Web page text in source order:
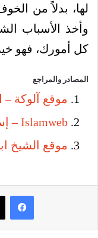
لها، بدلاً من
وأخذ الأسباب
كل أمورك، فهو
المصادر والمراجع
موقع آلوكة –
Islamweb – إسلام ويب
موقع الشيخ
فيسبوك